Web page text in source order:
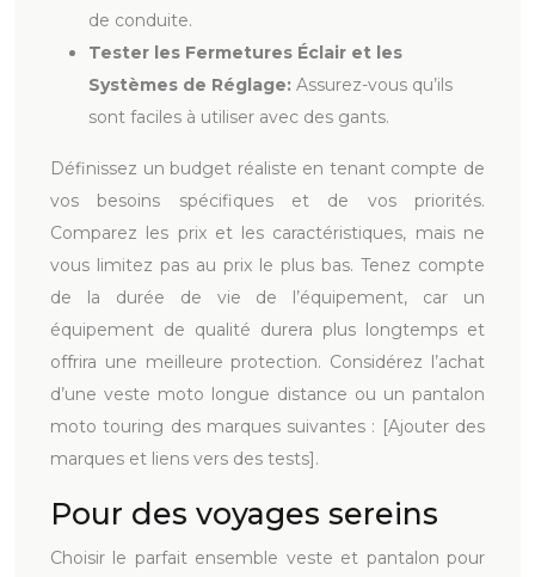
de conduite.
Tester les Fermetures Éclair et les
Systèmes de Réglage: Assurez-vous qu’ils
sont faciles à utiliser avec des gants.
Définissez un budget réaliste en tenant compte de
vos besoins spécifiques et de vos priorités.
Comparez les prix et les caractéristiques, mais ne
vous limitez pas au prix le plus bas. Tenez compte
de la durée de vie de l’équipement, car un
équipement de qualité durera plus longtemps et
offrira une meilleure protection. Considérez l’achat
d’une veste moto longue distance ou un pantalon
moto touring des marques suivantes : [Ajouter des
marques et liens vers des tests].
Pour des voyages sereins
Choisir le parfait ensemble veste et pantalon pour